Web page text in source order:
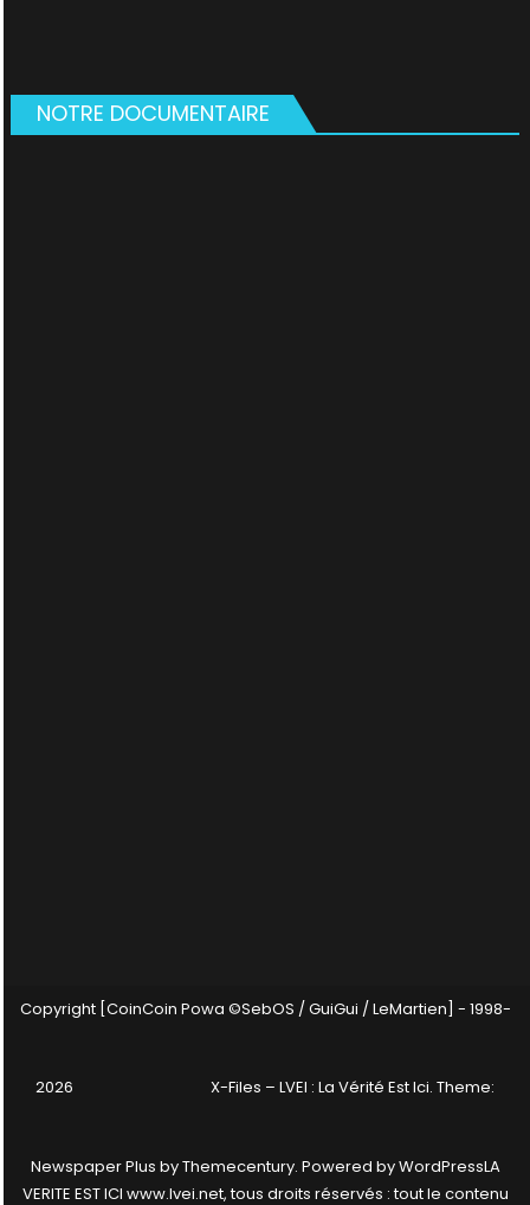
NOTRE DOCUMENTAIRE
Copyright [CoinCoin Powa ©SebOS / GuiGui / LeMartien] - 1998-
2026 X-Files – LVEI : La Vérité Est Ici. Theme:
Newspaper Plus byThemecentury. Powered byWordPressLA
VERITE EST ICI www.lvei.net, tous droits réservés : tout le contenu